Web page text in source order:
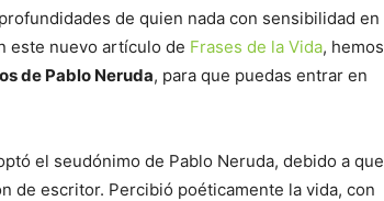
de quien nada con sensibilidad en
este nuevo artículo de Frases de la Vida, hemos
de Pablo Neruda, para que puedas entrar en
el seudónimo de Pablo Neruda, debido a que
de escritor. Percibió poéticamente la vida, con